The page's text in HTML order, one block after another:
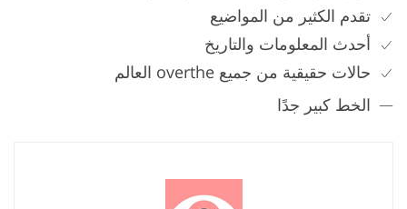
تقدم الكثير من المواضيع
أحدث المعلومات والتاريخ
حالات حقيقية من جميع overthe العالم
الخط كبير جدًا